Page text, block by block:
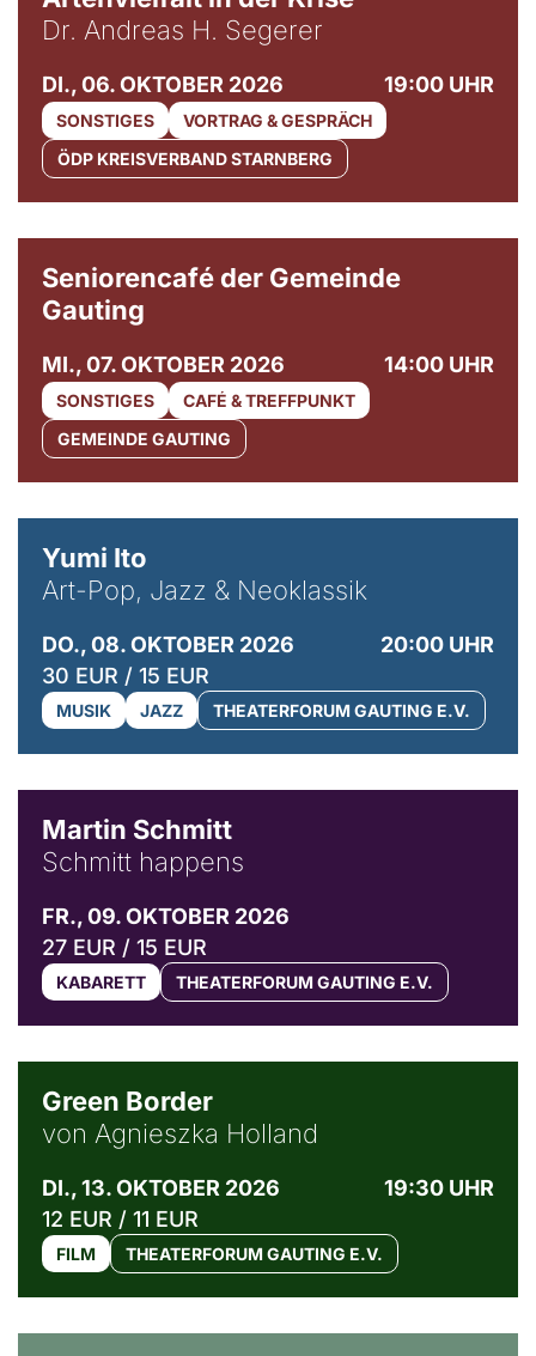
Dr. Andreas H. Segerer
DI., 06. OKTOBER 2026 19:00 UHR
SONSTIGES
VORTRAG & GESPRÄCH
ÖDP KREISVERBAND STARNBERG
Seniorencafé der Gemeinde
Gauting
MI., 07. OKTOBER 2026 14:00 UHR
SONSTIGES
CAFÉ & TREFFPUNKT
GEMEINDE GAUTING
Yumi Ito
Art-Pop, Jazz & Neoklassik
DO., 08. OKTOBER 2026
20:00 UHR
30 EUR / 15 EUR
MUSIK JAZZ THEATERFORUM GAUTING E.V.
Martin Schmitt
Schmitt happens
FR., 09. OKTOBER 2026
27 EUR / 15 EUR
KABARETT THEATERFORUM GAUTING E.V.
Green Border
von Agnieszka Holland
DI., 13. OKTOBER 2026
19:30 UHR
12 EUR / 11 EUR
FILM THEATERFORUM GAUTING E.V.